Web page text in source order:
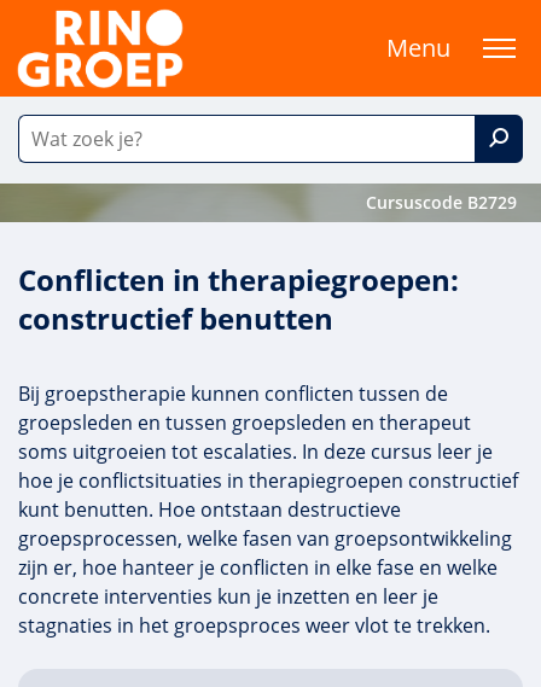
Menu
Cursuscode B2729
Conflicten in therapiegroepen:
constructief benutten
Bij groepstherapie kunnen conflicten tussen de
groepsleden en tussen groepsleden en therapeut
soms uitgroeien tot escalaties. In deze cursus leer je
hoe je conflictsituaties in therapiegroepen constructief
kunt benutten. Hoe ontstaan destructieve
groepsprocessen, welke fasen van groepsontwikkeling
zijn er, hoe hanteer je conflicten in elke fase en welke
concrete interventies kun je inzetten en leer je
stagnaties in het groepsproces weer vlot te trekken.